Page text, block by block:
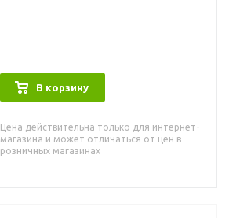
В корзину
Цена действительна только для интернет-
магазина и может отличаться от цен в
розничных магазинах